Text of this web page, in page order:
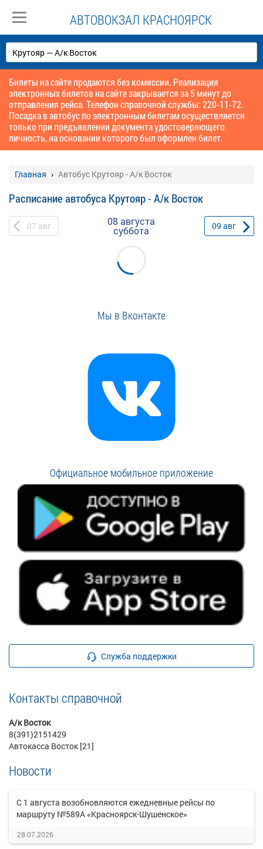
АВТОВОКЗАЛ КРАСНОЯРСК
Билеты на сайте продаются без комиссии. Реализация
электронных билетов на сайте закрывается за 5 минут до
отправления рейса. Телефон справочной службы: 220-11-72.
Посадка в автобус по электронным билетам осуществляется
только при предъявлении документа удостоверяющего
личность, на основании которого был оформлен билет.
Главная Автобус Крутояр - А/к Восток
Расписание автобуса Крутояр - А/к Восток
07 авг 08 августа
суббота 09 авг
Мы в Вконтакте
Официальное мобильное приложение
Служба поддержки
Контакты справочной
А/к Восток
8(391)2151429
Автокасса Восток [21]
Новости
С 1 августа возобновляются ежедневные рейсы по
маршруту №589А «Красноярск-Шушенское»
28.07.2026